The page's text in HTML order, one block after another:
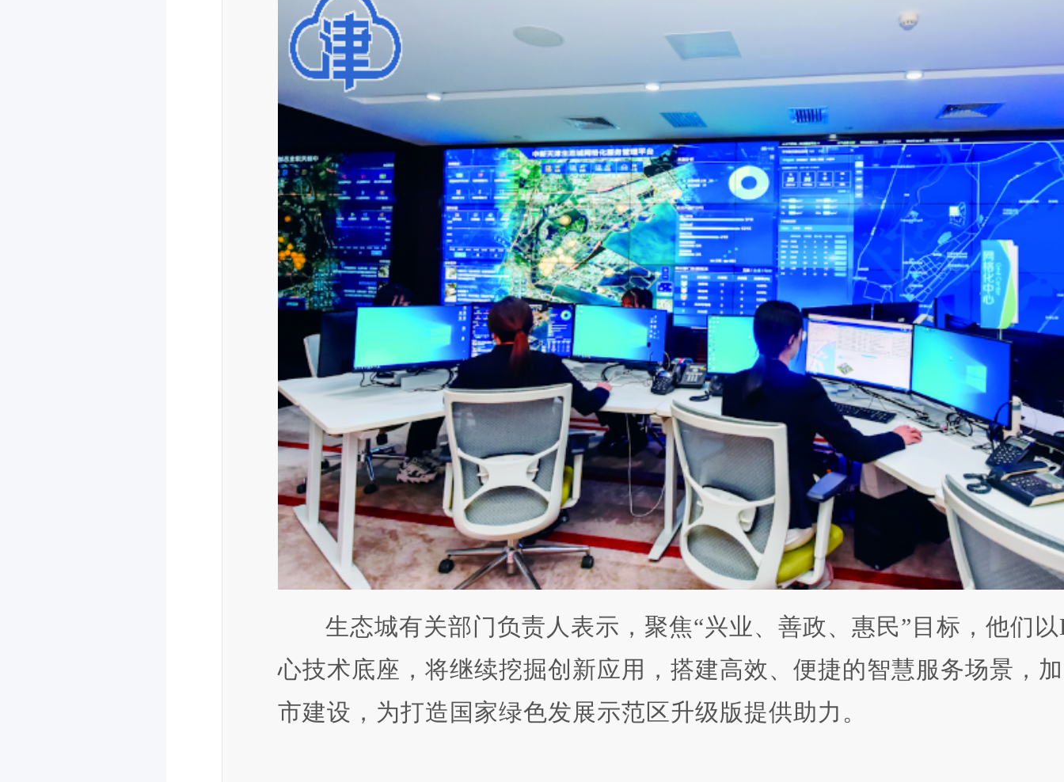
生态城有关部门负责人表示，聚焦“兴业、善政、惠民”目标，他们以
心技术底座，将继续挖掘创新应用，搭建高效、便捷的智慧服务场景，
市建设，为打造国家绿色发展示范区升级版提供助力。